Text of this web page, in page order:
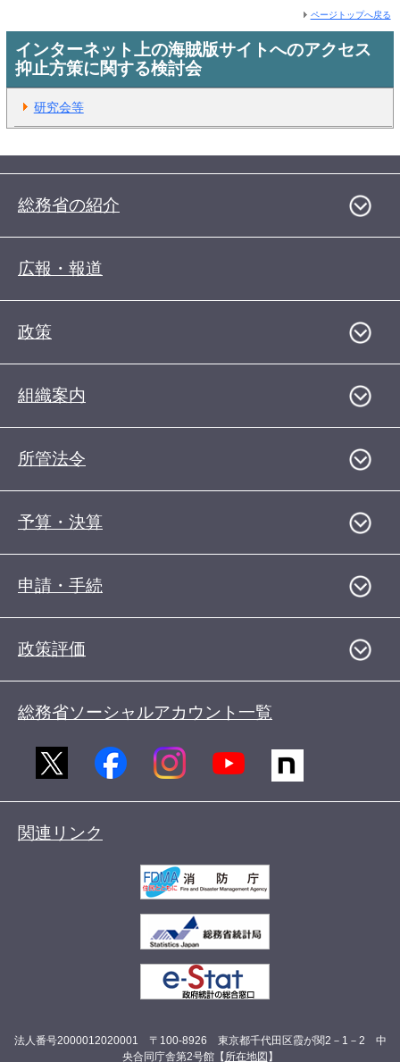
ページトップへ戻る
インターネット上の海賊版サイトへのアクセス
抑止方策に関する検討会
研究会等
総務省の紹介
広報・報道
政策
組織案内
所管法令
予算・決算
申請・手続
政策評価
総務省ソーシャルアカウント一覧
関連リンク
法人番号2000012020001 〒100-8926 東京都千代田区霞が関2－1－2 中
央合同庁舎第2号館【 所在地図 】